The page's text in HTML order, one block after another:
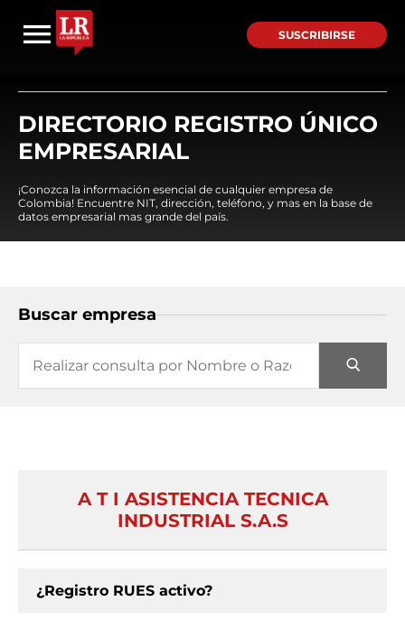
SUSCRIBIRSE
DIRECTORIO REGISTRO ÚNICO
EMPRESARIAL
¡Conozca la información esencial de cualquier empresa de
Colombia! Encuentre NIT, dirección, teléfono, y mas en la base de
datos empresarial mas grande del país.
Buscar empresa
A T I ASISTENCIA TECNICA
INDUSTRIAL S.A.S
¿Registro RUES activo?